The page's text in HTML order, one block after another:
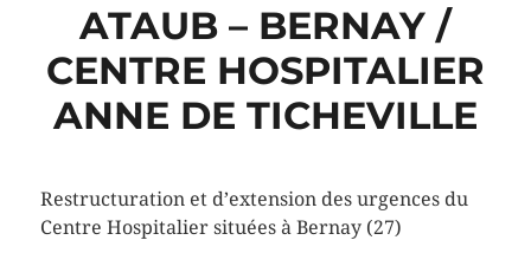
ATAUB – BERNAY /
CENTRE HOSPITALIER
ANNE DE TICHEVILLE
Restructuration et d’extension des urgences du
Centre Hospitalier situées à Bernay (27)